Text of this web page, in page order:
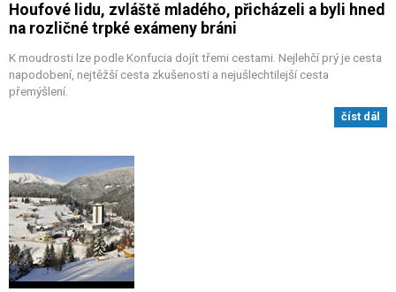
Houfové lidu, zvláště mladého, přicházeli a byli hned
na rozličné trpké exámeny bráni
K moudrosti lze podle Konfucia dojít třemi cestami. Nejlehčí prý je cesta
napodobení, nejtěžší cesta zkušenosti a nejušlechtilejší cesta
přemýšlení.
číst dál